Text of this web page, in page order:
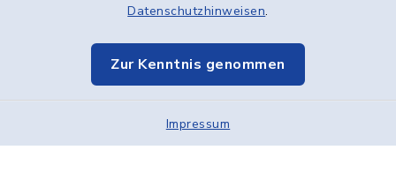
Datenschutzhinweisen.
Zur Kenntnis genommen
Impressum
Elektronische Kommunikation
Sitemap